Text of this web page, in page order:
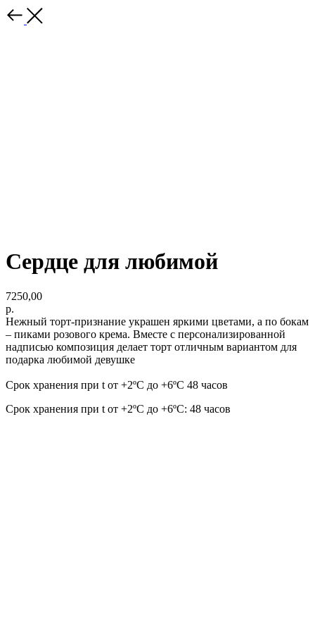
Сердце для любимой
7250,00
р.
Нежный торт-признание украшен яркими цветами, а по бокам
– пиками розового крема. Вместе с персонализированной
надписью композиция делает торт отличным вариантом для
подарка любимой девушке
Срок хранения при t от +2ºС до +6ºС 48 часов
Срок хранения при t от +2ºС до +6ºС: 48 часов